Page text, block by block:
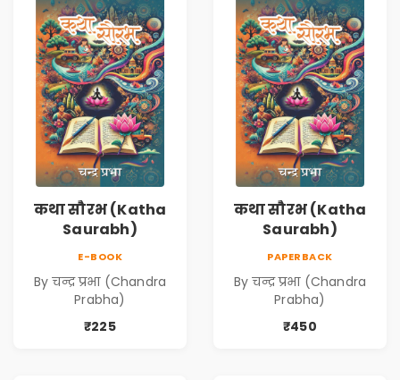
कथा सौरभ (Katha
Saurabh)
E-BOOK
By चन्द्र प्रभा (Chandra
Prabha)
₹225
कथा सौरभ (Katha
Saurabh)
PAPERBACK
By चन्द्र प्रभा (Chandra
Prabha)
₹450